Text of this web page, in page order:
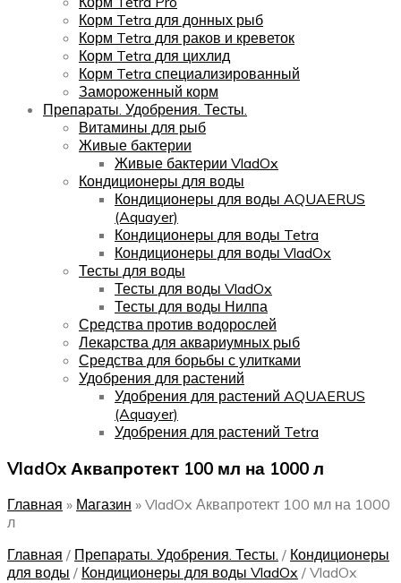
Корм Tetra для донных рыб
Корм Tetra для раков и креветок
Корм Tetra для цихлид
Корм Tetra специализированный
Замороженный корм
Препараты. Удобрения. Тесты.
Витамины для рыб
Живые бактерии
Живые бактерии VladOx
Кондиционеры для воды
Кондиционеры для воды AQUAERUS
(Aquayer)
Кондиционеры для воды Tetra
Кондиционеры для воды VladOx
Тесты для воды
Тесты для воды VladOx
Тесты для воды Нилпа
Средства против водорослей
Лекарства для аквариумных рыб
Средства для борьбы с улитками
Удобрения для растений
Удобрения для растений AQUAERUS
(Aquayer)
Удобрения для растений Tetra
VladOx Аквапротект 100 мл на 1000 л
Главная » Магазин » VladOx Аквапротект 100 мл на 1000
л
Главная / Препараты. Удобрения. Тесты. / Кондиционеры
для воды / Кондиционеры для воды VladOx / VladOx